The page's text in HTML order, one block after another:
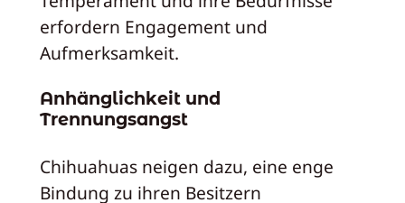
erfordern Engagement und
Aufmerksamkeit.
Anhänglichkeit und
Trennungsangst
Chihuahuas neigen dazu, eine enge
Bindung zu ihren Besitzern